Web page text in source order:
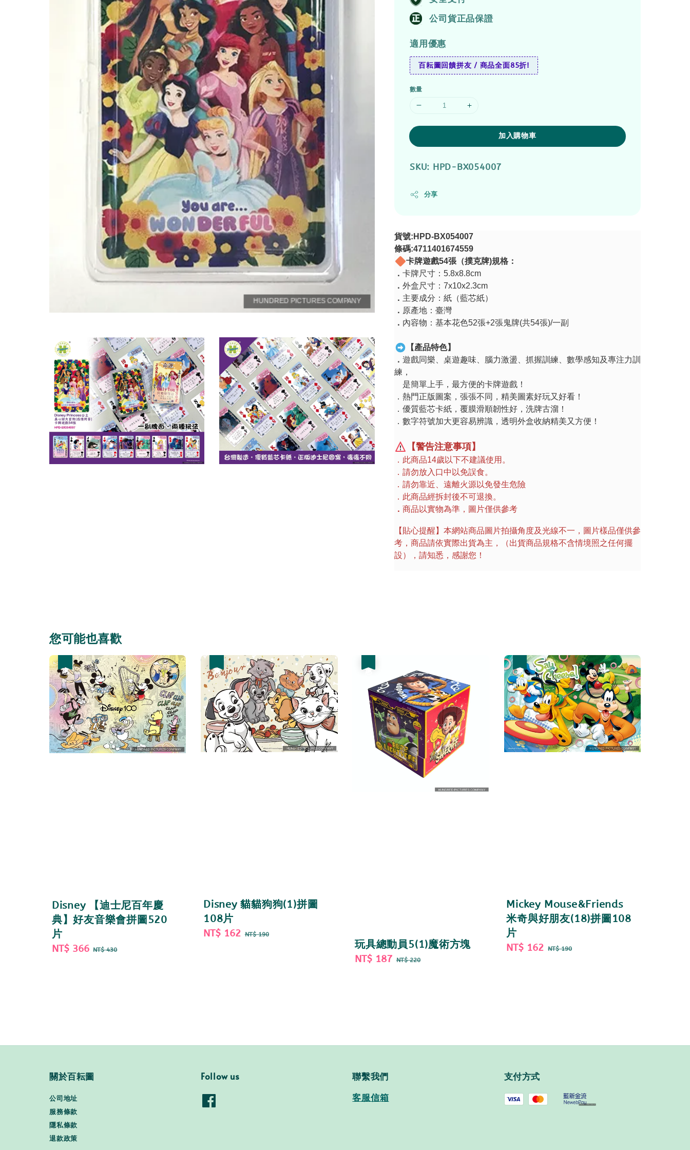
公司貨正品保證
適用優惠
百耘圖回饋拼友 / 商品全面85折!
數量
加入購物車
SKU: HPD-BX054007
分享
貨號:HPD-BX054007
條碼:4711401674559
卡牌遊戲54張（撲克牌)規格：
． 卡牌尺寸： 5.8x8.8cm
． 外盒尺寸： 7x10x2.3cm
． 主要成分：紙（藍芯紙）
． 原產地：臺灣
． 內容物：基本花色52張+2張鬼牌(共54張)/一副
【產品特色】
． 遊戲同樂、桌遊趣味、腦力激盪、抓握訓練、數學感知及專注力訓
練，
是簡單上手，最方便的卡牌遊戲！
．熱門正版圖案，張張不同，精美圖素好玩又好看！
．優質藍芯卡紙，覆膜滑順韌性好，洗牌古溜！
．數字符號加大更容易辨識，透明外盒收納精美又方便！
【警告注意事項】
．此商品14歲以下不建議使用。
．請勿放入口中以免誤食。
．請勿靠近、遠離火源以免發生危險
．此商品經拆封後不可退換。
． 商品以實物為準，圖片僅供參考
【貼心提醒】本網站商品圖片拍攝角度及光線不一，圖片樣品僅供參
考，商品請依實際出貨為主，（出貨商品規格不含情境照之任何擺
設），請知悉，感謝您！
您可能也喜歡
Disney 【迪士尼百年慶
典】好友音樂會拼圖520
片
Sale
NT$ 366 Regular
NT$ 430
Disney 貓貓狗狗(1)拼圖
108片
Sale
NT$ 162 Regular
NT$ 190
玩具總動員5(1)魔術方塊
Sale
NT$ 187 Regular
NT$ 220
Mickey Mouse&Friends
米奇與好朋友(18)拼圖108
片
Sale
NT$ 162 Regular
NT$ 190
關於百耘圖
公司地址
服務條款
隱私條款
退款政策
Follow us 聯繫我們
客服信箱
支付方式